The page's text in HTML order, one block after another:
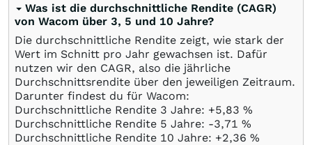
Was ist die durchschnittliche Rendite (CAGR)
von Wacom über 3, 5 und 10 Jahre?
Die durchschnittliche Rendite zeigt, wie stark der
Wert im Schnitt pro Jahr gewachsen ist. Dafür
nutzen wir den CAGR, also die jährliche
Durchschnittsrendite über den jeweiligen Zeitraum.
Darunter findest du für Wacom:
Durchschnittliche Rendite 3 Jahre: +5,83 %
Durchschnittliche Rendite 5 Jahre: -3,71 %
Durchschnittliche Rendite 10 Jahre: +2,36 %